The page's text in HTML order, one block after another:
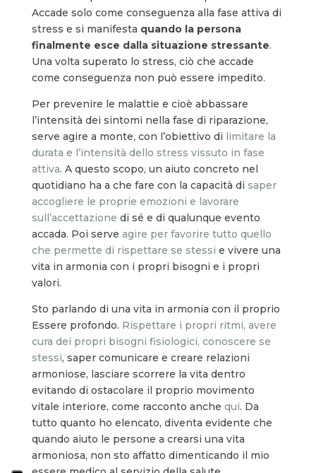
Accade solo come conseguenza alla fase attiva di
stress e si manifesta quando la persona
finalmente esce dalla situazione stressante.
Una volta superato lo stress, ciò che accade
come conseguenza non può essere impedito.
Per prevenire le malattie e cioè abbassare
l’intensità dei sintomi nella fase di riparazione,
serve agire a monte, con l’obiettivo di limitare la
durata e l’intensità dello stress vissuto in fase
attiva. A questo scopo, un aiuto concreto nel
quotidiano ha a che fare con la capacità di saper
accogliere le proprie emozioni e lavorare
sull’accettazione di sé e di qualunque evento
accada. Poi serve agire per favorire tutto quello
che permette di rispettare se stessi e vivere una
vita in armonia con i propri bisogni e i propri
valori.
Sto parlando di una vita in armonia con il proprio
Essere profondo. Rispettare i propri ritmi, avere
cura dei propri bisogni fisiologici, conoscere se
stessi, saper comunicare e creare relazioni
armoniose, lasciare scorrere la vita dentro
evitando di ostacolare il proprio movimento
vitale interiore, come racconto anche qui. Da
tutto quanto ho elencato, diventa evidente che
quando aiuto le persone a crearsi una vita
armoniosa, non sto affatto dimenticando il mio